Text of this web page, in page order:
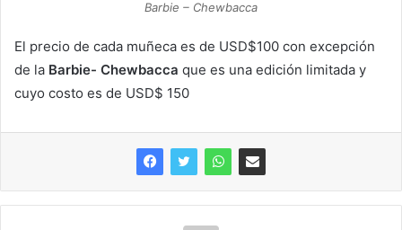
Barbie – Chewbacca
El precio de cada muñeca es de USD$100 con excepción
de la Barbie- Chewbacca que es una edición limitada y
cuyo costo es de USD$ 150